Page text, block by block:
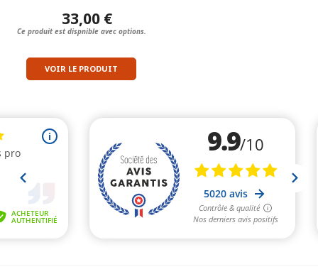
33,00 €
Ce produit est dispnible avec options.
VOIR LE PRODUIT